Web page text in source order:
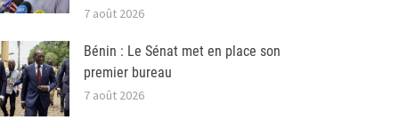
7 août 2026
Bénin : Le Sénat met en place son
premier bureau
7 août 2026